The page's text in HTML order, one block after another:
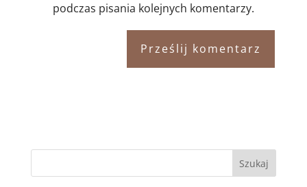
podczas pisania kolejnych komentarzy.
Szukaj